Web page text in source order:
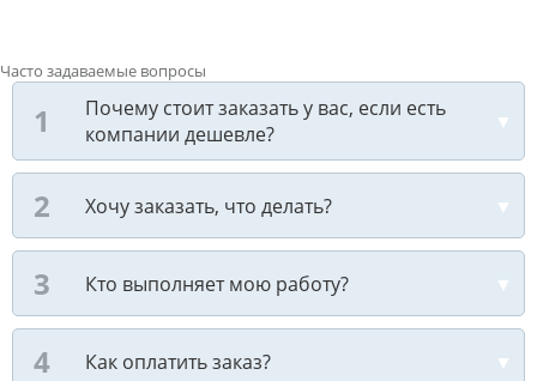
Часто задаваемые вопросы
Почему стоит заказать у вас, если есть
компании дешевле?
Хочу заказать, что делать?
Кто выполняет мою работу?
Как оплатить заказ?